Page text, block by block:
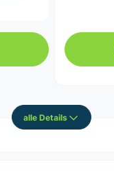
alle Details